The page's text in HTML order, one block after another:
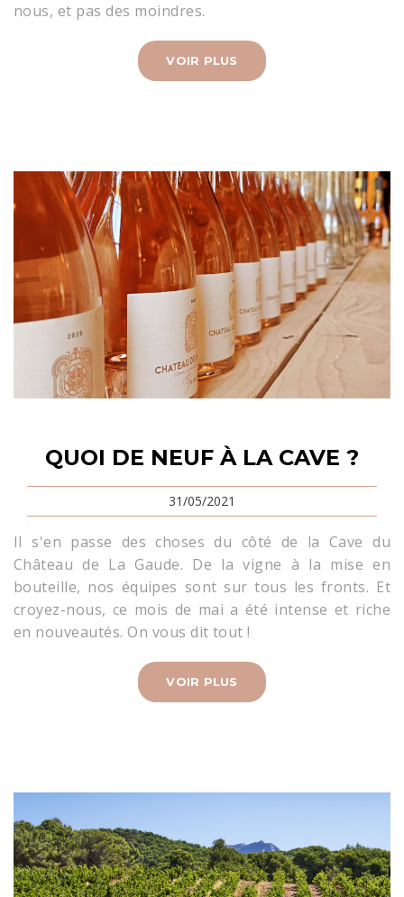
nous, et pas des moindres.
VOIR PLUS
QUOI DE NEUF À LA CAVE ?
31/05/2021
Il s'en passe des choses du côté de la Cave du
Château de La Gaude. De la vigne à la mise en
bouteille, nos équipes sont sur tous les fronts. Et
croyez-nous, ce mois de mai a été intense et riche
en nouveautés. On vous dit tout !
VOIR PLUS